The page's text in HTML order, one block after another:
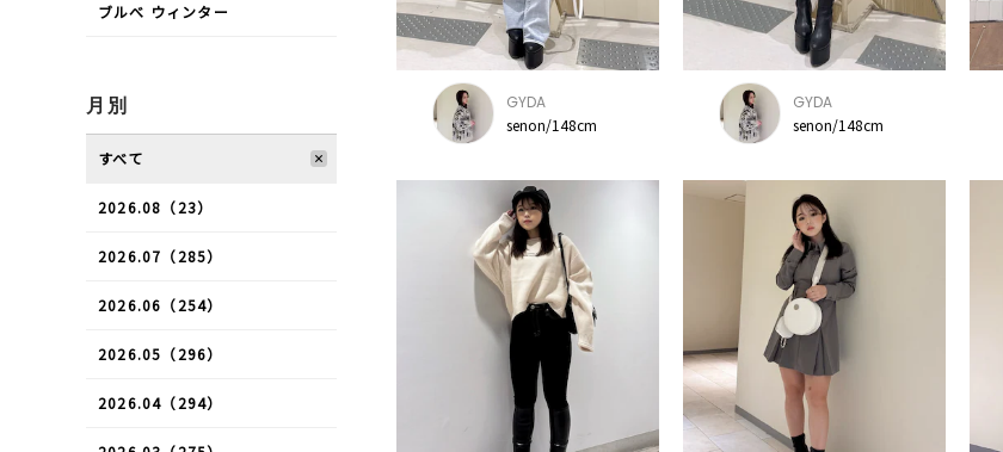
GYDA
senon/148cm
GYDA
senon/148cm
ブルべ ウィンター
月別
すべて
2026.08（23）
2026.07（285）
2026.06（254）
2026.05（296）
2026.04（294）